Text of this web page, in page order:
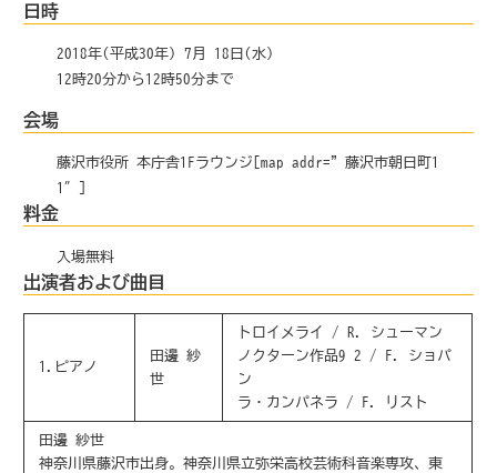
日時
2018年(平成30年) 7月 18日(水)
12時20分から12時50分まで
会場
藤沢市役所 本庁舎1Fラウンジ[map addr=”藤沢市朝日町1-
1″]
料金
入場無料
出演者および曲目
1.ピアノ
田邊 紗
世
トロイメライ / R. シューマン
ノクターン作品9-2 / F. ショパ
ン
ラ・カンパネラ / F. リスト
田邊 紗世
神奈川県藤沢市出身。神奈川県立弥栄高校芸術科音楽専攻、東